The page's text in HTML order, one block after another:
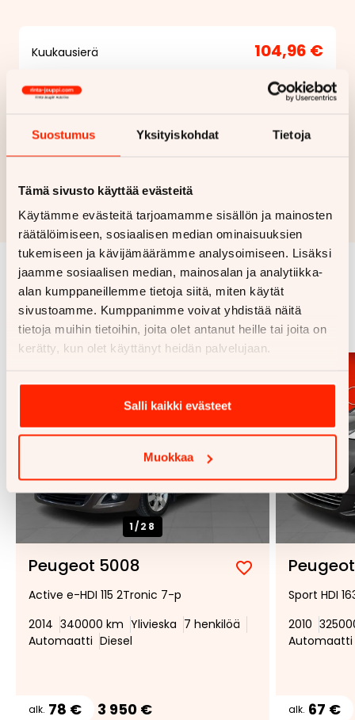
Suostumus Yksityiskohdat Tietoja
Tämä sivusto käyttää evästeitä
Käytämme evästeitä tarjoamamme sisällön ja mainosten
räätälöimiseen, sosiaalisen median ominaisuuksien
tukemiseen ja kävijämäärämme analysoimiseen. Lisäksi
jaamme sosiaalisen median, mainosalan ja analytiikka-
alan kumppaneillemme tietoja siitä, miten käytät
sivustoamme. Kumppanimme voivat yhdistää näitä
tietoja muihin tietoihin, joita olet antanut heille tai joita on
kerätty, kun olet käyttänyt heidän palvelujaan.
Salli kaikki evästeet
Muokkaa
Kuukausierä 104,96 €
Haluan myös tarjouksen vakuutuksesta
Rahoituslaskelma on suuntaa antava ja edellyttää hyväksytyn
luottopäätöksen ja kaskovakuutuksen.
Samankaltaisia ajoneuvoja
Katso kaikki
1/28
Peugeot 5008
Lisää
suosikiksi
Poista
suosikeista
Active e-HDI 115 2Tronic 7-p
2014 340000 km Ylivieska 7 henkilöä
Automaatti Diesel
alk. 78 € 3 950 €
Sport HDI
2010
Automaatti
alk. 67 €